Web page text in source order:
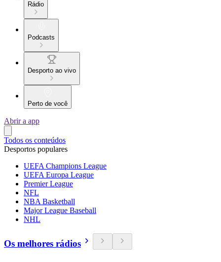
Rádio
Podcasts
Desporto ao vivo
Perto de você
Abrir a app
Todos os conteúdos
Desportos populares
UEFA Champions League
UEFA Europa League
Premier League
NFL
NBA Basketball
Major League Baseball
NHL
Os melhores rádios